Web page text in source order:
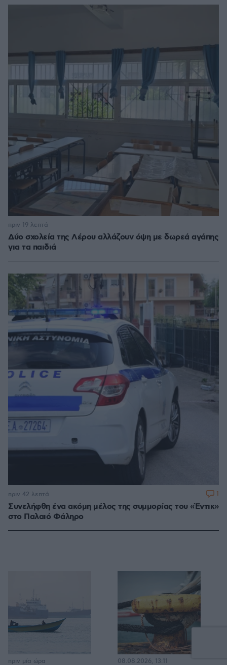
Δύο σχολεία της Λέρου αλλάζουν όψη με δωρεά αγάπης
για τα παιδιά
πριν 19 λεπτά
Συνελήφθη ένα ακόμη μέλος της συμμορίας του «Έντικ»
στο Παλαιό Φάληρο
πριν 42 λεπτά 1
πριν μία ώρα 08.08.2026, 13:11